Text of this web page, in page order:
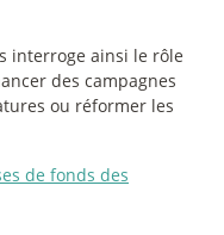
interroge ainsi le rôle
des campagnes
ou réformer les
de fonds des